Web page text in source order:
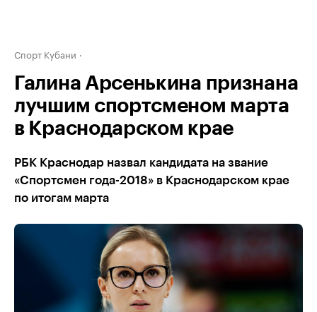
Спорт Кубани
Галина Арсенькина признана
лучшим спортсменом марта
в Краснодарском крае
РБК Краснодар назвал кандидата на звание
«Спортсмен года-2018» в Краснодарском крае
по итогам марта